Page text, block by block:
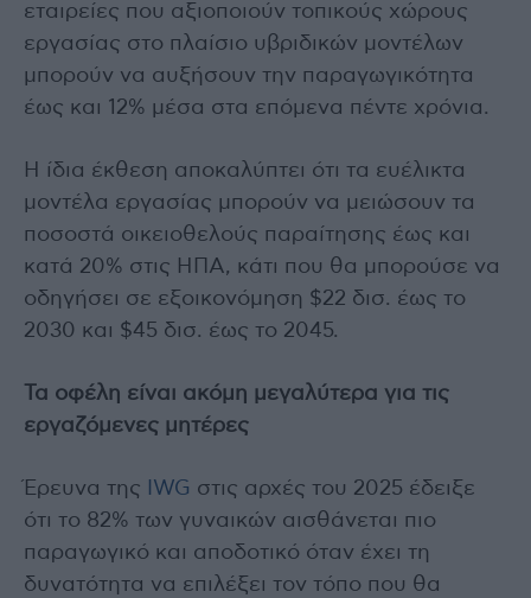
εταιρείες που αξιοποιούν τοπικούς χώρους
εργασίας στο πλαίσιο υβριδικών μοντέλων
μπορούν να αυξήσουν την παραγωγικότητα
έως και 12% μέσα στα επόμενα πέντε χρόνια.
Η ίδια έκθεση αποκαλύπτει ότι τα ευέλικτα
μοντέλα εργασίας μπορούν να μειώσουν τα
ποσοστά οικειοθελούς παραίτησης έως και
κατά 20% στις ΗΠΑ, κάτι που θα μπορούσε να
οδηγήσει σε εξοικονόμηση $22 δισ. έως το
2030 και $45 δισ. έως το 2045.
Τα οφέλη είναι ακόμη μεγαλύτερα για τις
εργαζόμενες μητέρες
Έρευνα της IWG στις αρχές του 2025 έδειξε
ότι το 82% των γυναικών αισθάνεται πιο
παραγωγικό και αποδοτικό όταν έχει τη
δυνατότητα να επιλέξει τον τόπο που θα